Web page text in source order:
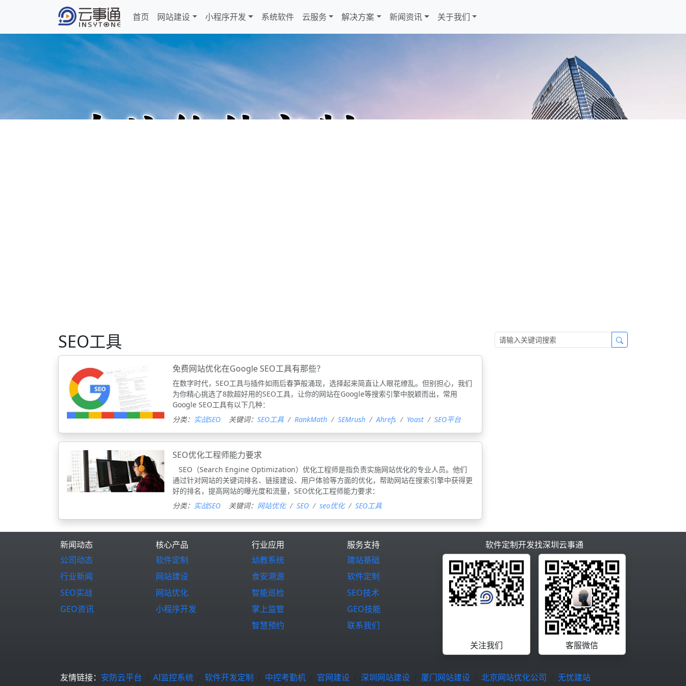
首页 网站建设 小程序开发 系统软件 云服务 解决方案 新闻资讯 关于我们
SEO工具
免费网站优化在Google SEO工具有那些？
在数字时代，SEO工具与插件如雨后春笋般涌现，选择起来简直让人眼花缭乱。但别担心，我们
为你精心挑选了8款超好用的SEO工具，让你的网站在Google等搜索引擎中脱颖而出，常用
Google SEO工具有以下几种：
分类： 实战SEO 关键词：SEO工具 RankMath SEMrush Ahrefs Yoast SEO平台
SEO优化工程师能力要求
SEO（Search Engine Optimization）优化工程师是指负责实施网站优化的专业人员。他们
通过针对网站的关键词排名、链接建设、用户体验等方面的优化，帮助网站在搜索引擎中获得更
好的排名，提高网站的曝光度和流量，SEO优化工程师能力要求：
分类： 实战SEO 关键词： 网站优化 SEO seo优化 SEO工具
新闻动态
公司动态
行业新闻
SEO实战
GEO资讯
核心产品
软件定制
网站建设
网站优化
小程序开发
行业应用
幼教系统
食安溯源
智能巡检
掌上监管
智慧预约
服务支持
建站基础
软件定制
SEO技术
GEO技能
联系我们
软件定制开发找深圳云事通
关注我们 客服微信
友情链接： 安防云平台 AI监控系统 软件开发定制 中控考勤机 官网建设 深圳网站建设 厦门网站建设 北京网站优化公司
无忧建站